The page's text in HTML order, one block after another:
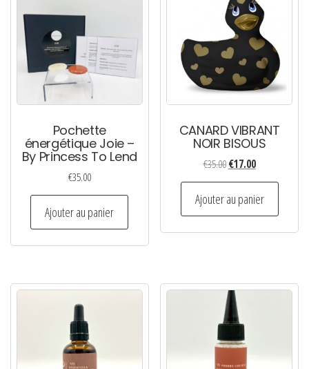
Pochette
énergétique Joie –
By Princess To Lend
€35.00
Ajouter au panier
CANARD VIBRANT
NOIR BISOUS
€35.00 Le
prix
initial
était :
€35.00.
€17.00Le
prix
actuel
est :
€17.00.
Ajouter au panier